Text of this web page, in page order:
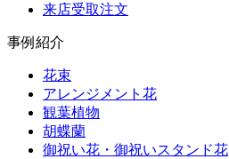
来店受取注文
事例紹介
花束
アレンジメント花
観葉植物
胡蝶蘭
御祝い花・御祝いスタンド花